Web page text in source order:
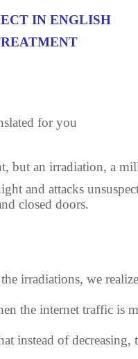
IN ENGLISH
for you
but an irradiation, a
and attacks
closed doors.
irradiations, we
the internet traffic is
instead of decreasing,